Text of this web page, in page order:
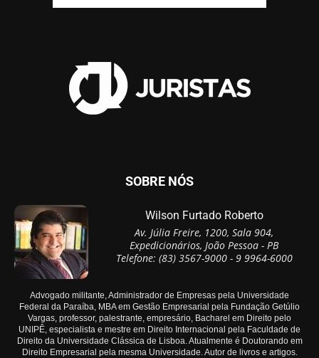
SOBRE NÓS
Wilson Furtado Roberto
Av. Júlia Freire, 1200, Sala 904,
Expedicionários, João Pessoa - PB
Telefone: (83) 3567-9000 - 9 9964-6000
Advogado militante, Administrador de Empresas pela Universidade
Federal da Paraíba, MBA em Gestão Empresarial pela Fundação Getúlio
Vargas, professor, palestrante, empresário, Bacharel em Direito pelo
UNIPÊ, especialista e mestre em Direito Internacional pela Faculdade de
Direito da Universidade Clássica de Lisboa. Atualmente é Doutorando em
Direito Empresarial pela mesma Universidade. Autor de livros e artigos.